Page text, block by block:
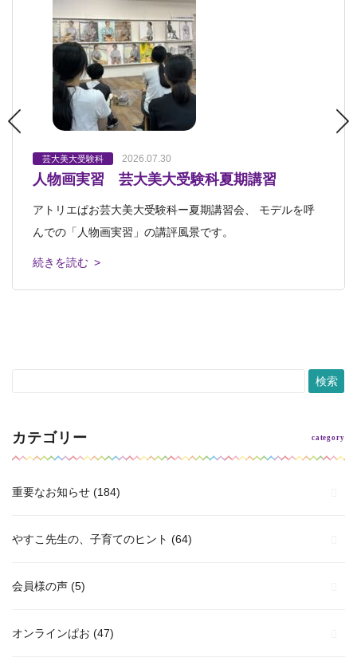
芸大美大受験科 2026.07.30
人物画実習 芸大美大受験科夏期講習
アトリエぱお芸大美大受験科ー夏期講習会、 モデルを呼
んでの「人物画実習」の講評風景です。
続きを読む >
芸大美大受験科 2026.07.27
着彩特訓 芸大美大受験科夏期講習
夏期講習会日本画コースの着彩特訓では、本物の金魚を描
きました。 水槽には、かわいらしい金魚
続きを読む >
芸大美大受験科 2026.07.24
生命あるモチーフを描く 芸大美大受験科
アトリエぱお己斐本校3階アトリエに 金魚がお目見え。 水
の中をゆったりと優雅に漂う美しい命
続きを読む >
芸大美大受験科 2026.07.19
夏期講習始まりました 芸大美大美術系高校
芸大美大美術系高校受験科 夏期講習始まりました。 白
島校と己斐本校で、アツい夏のスタートで
芸大美大受験科 2026.07.07
未来型入試コース・1期発表会
芸大美大受験科「未来型入試コース」担当の青山です。
このたび未来型入試コースの１期発表会を
続きを読む >
カテゴリー
重要なお知らせ (184)
やすこ先生の、子育てのヒント (64)
会員様の声 (5)
オンラインぱお (47)